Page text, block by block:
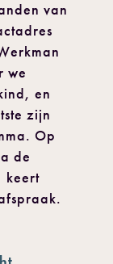
van
we
en
zijn
Op
de
keert